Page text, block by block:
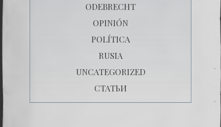
ODEBRECHT
OPINIÓN
POLÍTICA
RUSIA
UNCATEGORIZED
СТАТЬИ